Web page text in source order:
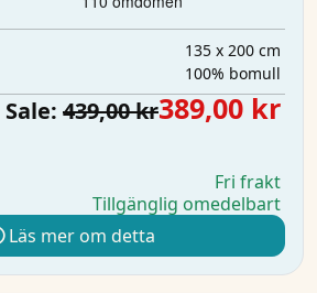
135 x 200 cm
100% bomull
Sale: 439,00 kr389,00 kr
Fri frakt
Tillgänglig omedelbart
Läs mer om detta